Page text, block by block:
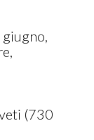
giugno
(730